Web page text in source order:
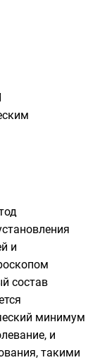
и
состав
минимум
и
такими